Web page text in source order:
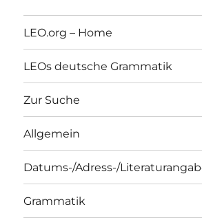
LEO.org – Home
LEOs deutsche Grammatik
Zur Suche
Allgemein
Datums-/Adress-/
Grammatik